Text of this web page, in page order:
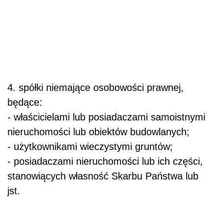
4. spółki niemające osobowości prawnej,
będące:
- właścicielami lub posiadaczami samoistnymi
nieruchomości lub obiektów budowlanych;
- użytkownikami wieczystymi gruntów;
- posiadaczami nieruchomości lub ich części,
stanowiących własność Skarbu Państwa lub
jst.